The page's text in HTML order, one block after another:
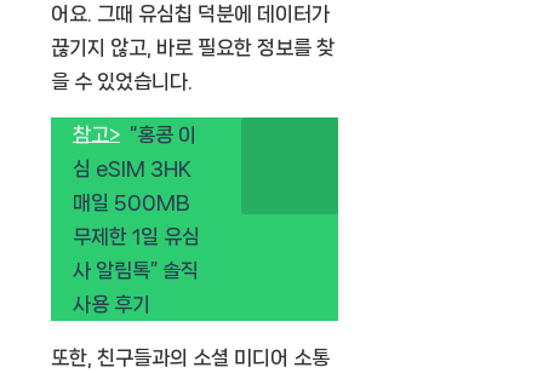
어요. 그때 유심칩 덕분에 데이터가
끊기지 않고, 바로 필요한 정보를 찾
을 수 있었습니다.
참고> “홍콩 이
심 eSIM 3HK
매일 500MB
무제한 1일 유심
사 알림톡” 솔직
사용 후기
또한, 친구들과의 소셜 미디어 소통